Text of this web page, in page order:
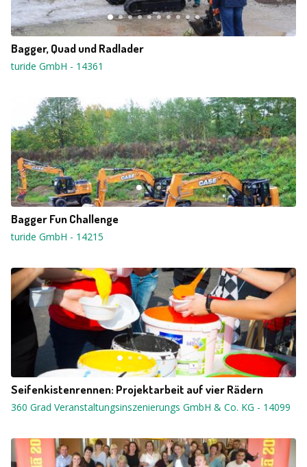
Bagger, Quad und Radlader
turide GmbH - 14361
Bagger Fun Challenge
turide GmbH - 14215
Seifenkistenrennen: Projektarbeit auf vier Rädern
360 Grad Veranstaltungsinszenierungs GmbH & Co. KG - 14099